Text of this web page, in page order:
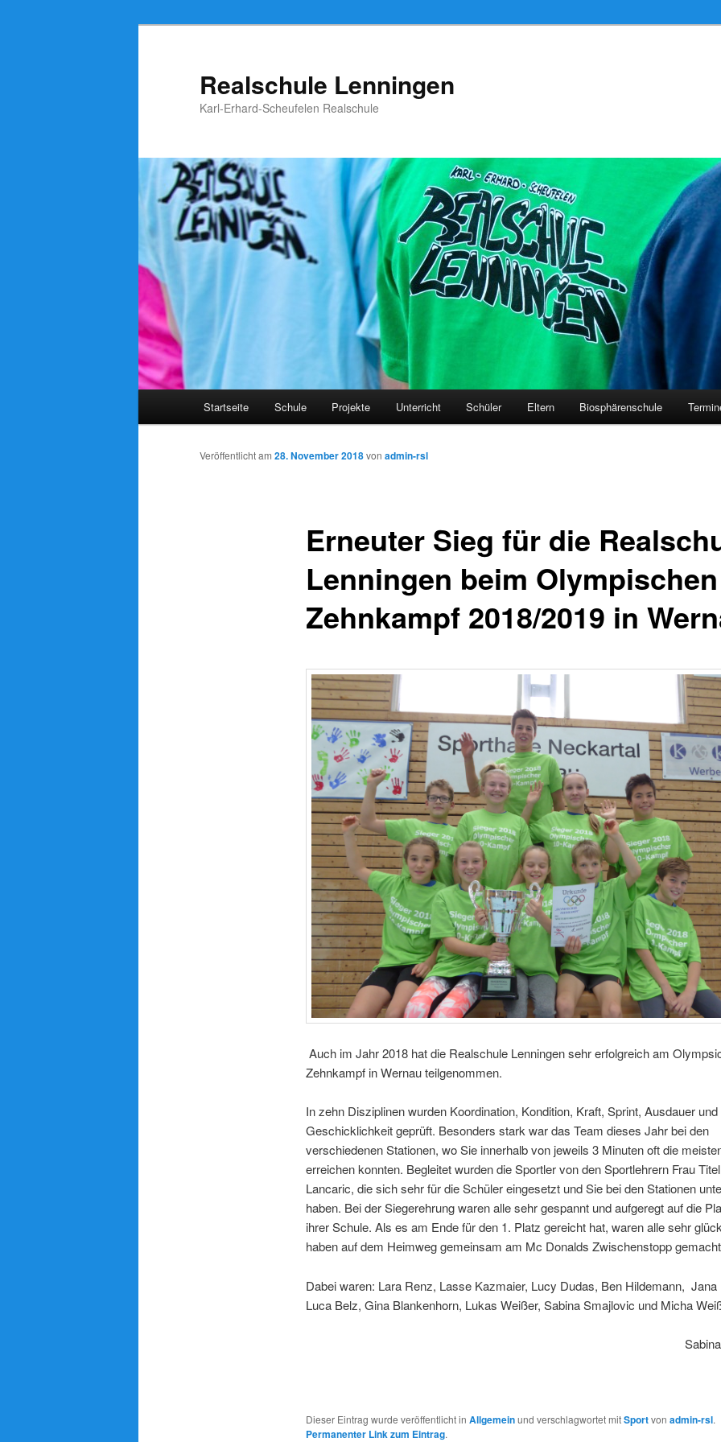
Realschule Lenningen
Karl-Erhard-Scheufelen Realschule
Startseite Schule Projekte Unterricht Schüler Eltern Biosphärenschule
Erneuter Sieg für die
Lenningen beim Olympischen
Zehnkampf 2018/2019 in
Veröffentlicht am 28. November 2018von admin-rsl
Auch im Jahr 2018 hat die Realschule Lenningen sehr erfolgreich am
Zehnkampf in Wernau teilgenommen.
In zehn Disziplinen wurden Koordination, Kondition, Kraft, Sprint, Ausdauer und
Geschicklichkeit geprüft. Besonders stark war das Team dieses Jahr bei den
verschiedenen Stationen, wo Sie innerhalb von jeweils 3 Minuten oft die
erreichen konnten. Begleitet wurden die Sportler von den Sportlehrern Frau
Lancaric, die sich sehr für die Schüler eingesetzt und Sie bei den Stationen
haben. Bei der Siegerehrung waren alle sehr gespannt und aufgeregt auf die
ihrer Schule. Als es am Ende für den 1. Platz gereicht hat, waren alle sehr
haben auf dem Heimweg gemeinsam am Mc Donalds Zwischenstopp
Dabei waren: Lara Renz, Lasse Kazmaier, Lucy Dudas, Ben Hildemann, Jana
Luca Belz, Gina Blankenhorn, Lukas Weißer, Sabina Smajlovic und Micha
Dieser Eintrag wurde veröffentlicht in Allgemeinund verschlagwortet mitSportvon admin-rsl.
Permanenter Link zum Eintrag.